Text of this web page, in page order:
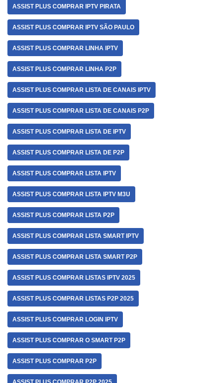
ASSIST PLUS COMPRAR IPTV PIRATA
ASSIST PLUS COMPRAR IPTV SÃO PAULO
ASSIST PLUS COMPRAR LINHA IPTV
ASSIST PLUS COMPRAR LINHA P2P
ASSIST PLUS COMPRAR LISTA DE CANAIS IPTV
ASSIST PLUS COMPRAR LISTA DE CANAIS P2P
ASSIST PLUS COMPRAR LISTA DE IPTV
ASSIST PLUS COMPRAR LISTA DE P2P
ASSIST PLUS COMPRAR LISTA IPTV
ASSIST PLUS COMPRAR LISTA IPTV M3U
ASSIST PLUS COMPRAR LISTA P2P
ASSIST PLUS COMPRAR LISTA SMART IPTV
ASSIST PLUS COMPRAR LISTA SMART P2P
ASSIST PLUS COMPRAR LISTAS IPTV 2025
ASSIST PLUS COMPRAR LISTAS P2P 2025
ASSIST PLUS COMPRAR LOGIN IPTV
ASSIST PLUS COMPRAR O SMART P2P
ASSIST PLUS COMPRAR P2P